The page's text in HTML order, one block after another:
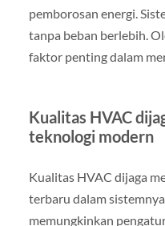
pemborosan energi.
tanpa beban berlebih.
faktor penting dalam
Kualitas HVAC
teknologi modern
Kualitas HVAC dijaga
terbaru dalam
memungkinkan